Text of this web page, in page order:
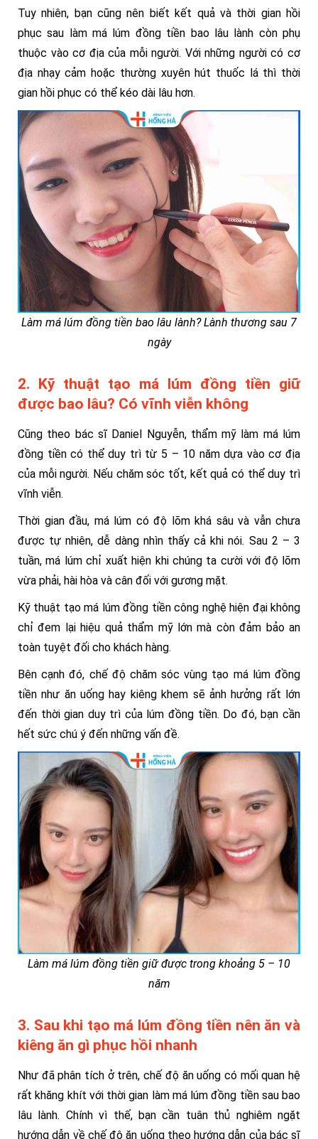
Tuy nhiên, bạn cũng nên biết kết quả và thời gian hồi
phục sau làm má lúm đồng tiền bao lâu lành còn phụ
thuộc vào cơ địa của mỗi người. Với những người có cơ
địa nhạy cảm hoặc thường xuyên hút thuốc lá thì thời
gian hồi phục có thể kéo dài lâu hơn.
Làm má lúm đồng tiền bao lâu lành? Lành thương sau 7
ngày
2. Kỹ thuật tạo má lúm đồng tiền giữ
được bao lâu? Có vĩnh viễn không
Cũng theo bác sĩ Daniel Nguyễn, thẩm mỹ làm má lúm
đồng tiền có thể duy trì từ 5 – 10 năm dựa vào cơ địa
của mỗi người. Nếu chăm sóc tốt, kết quả có thể duy trì
vĩnh viễn.
Thời gian đầu, má lúm có độ lõm khá sâu và vẫn chưa
được tự nhiên, dễ dàng nhìn thấy cả khi nói. Sau 2 – 3
tuần, má lúm chỉ xuất hiện khi chúng ta cười với độ lõm
vừa phải, hài hòa và cân đối với gương mặt.
Kỹ thuật tạo má lúm đồng tiền công nghệ hiện đại không
chỉ đem lại hiệu quả thẩm mỹ lớn mà còn đảm bảo an
toàn tuyệt đối cho khách hàng.
Bên cạnh đó, chế độ chăm sóc vùng tạo má lúm đồng
tiền như ăn uống hay kiêng khem sẽ ảnh hưởng rất lớn
đến thời gian duy trì của lúm đồng tiền. Do đó, bạn cần
hết sức chú ý đến những vấn đề.
Làm má lúm đồng tiền giữ được trong khoảng 5 – 10
năm
3. Sau khi tạo má lúm đồng tiền nên ăn và
kiêng ăn gì phục hồi nhanh
Như đã phân tích ở trên, chế độ ăn uống có mối quan hệ
rất khăng khít với thời gian làm má lúm đồng tiền sau bao
lâu lành. Chính vì thế, bạn cần tuân thủ nghiêm ngặt
hướng dẫn về chế độ ăn uống theo hướng dẫn của bác sĩ